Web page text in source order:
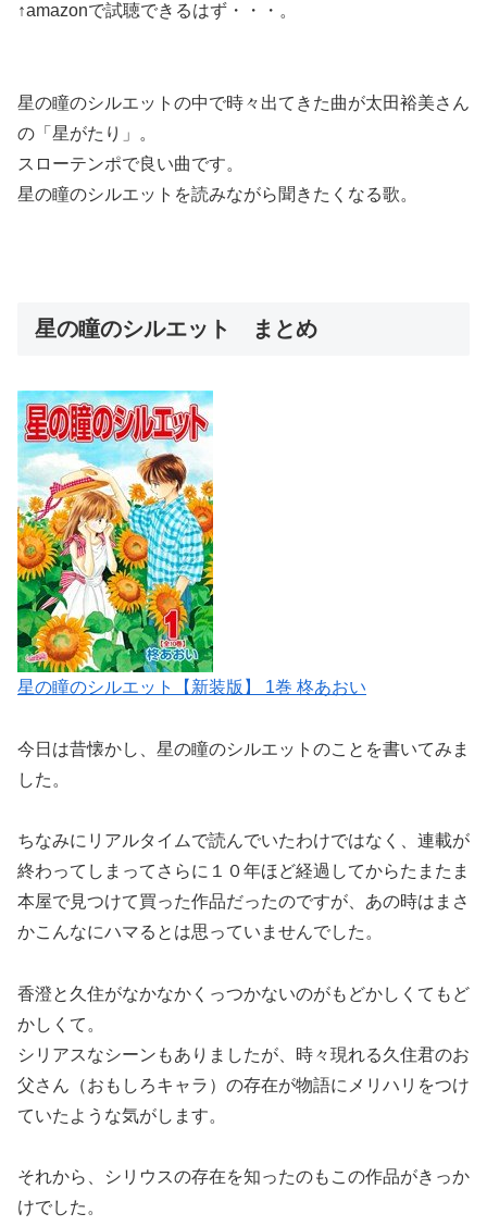
↑amazonで試聴できるはず・・・。
星の瞳のシルエットの中で時々出てきた曲が太田裕美さん
の「星がたり」。
スローテンポで良い曲です。
星の瞳のシルエットを読みながら聞きたくなる歌。
星の瞳のシルエット まとめ
星の瞳のシルエット【新装版】 1巻 柊あおい
今日は昔懐かし、星の瞳のシルエットのことを書いてみま
した。
ちなみにリアルタイムで読んでいたわけではなく、連載が
終わってしまってさらに１０年ほど経過してからたまたま
本屋で見つけて買った作品だったのですが、あの時はまさ
かこんなにハマるとは思っていませんでした。
香澄と久住がなかなかくっつかないのがもどかしくてもど
かしくて。
シリアスなシーンもありましたが、時々現れる久住君のお
父さん（おもしろキャラ）の存在が物語にメリハリをつけ
ていたような気がします。
それから、シリウスの存在を知ったのもこの作品がきっか
けでした。